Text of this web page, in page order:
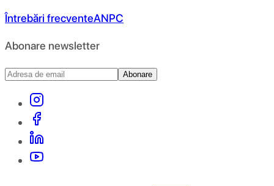
Întrebări frecventeANPC
Abonare newsletter
Abonare